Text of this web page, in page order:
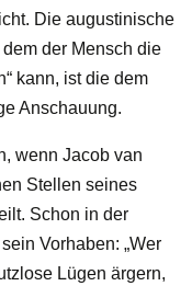
Die augustinische
dem der Mensch die
kann, ist die dem
Anschauung.
wenn Jacob van
Stellen seines
Schon in der
Vorhaben: „Wer
Lügen ärgern,